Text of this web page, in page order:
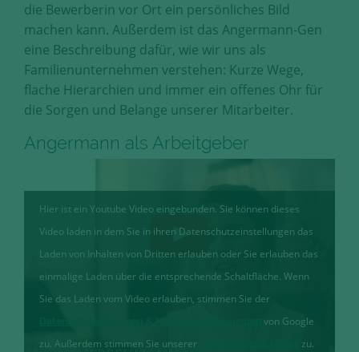
die Bewerberin vor Ort ein persönliches Bild
machen kann. Außerdem ist das Angermann-Gen
eine Beschreibung dafür, wie wir uns als
Familienunternehmen verstehen: Kurze Wege,
flache Hierarchien und immer ein offenes Ohr für
die Sorgen und Belange unserer Mitarbeiter.
Angermann als Arbeitgeber
Hier ist ein Youtube Video eingebunden. Sie können dieses
Video laden in dem Sie in ihren Datenschutzeinstellungen das
Laden von Inhalten von Dritten erlauben oder Sie erlauben das
einmalige Laden über die entsprechende Schaltfläche. Wenn
Sie das Laden vom Video erlauben, stimmen Sie der
von Google
zu. Außerdem stimmen Sie unserer
zu.